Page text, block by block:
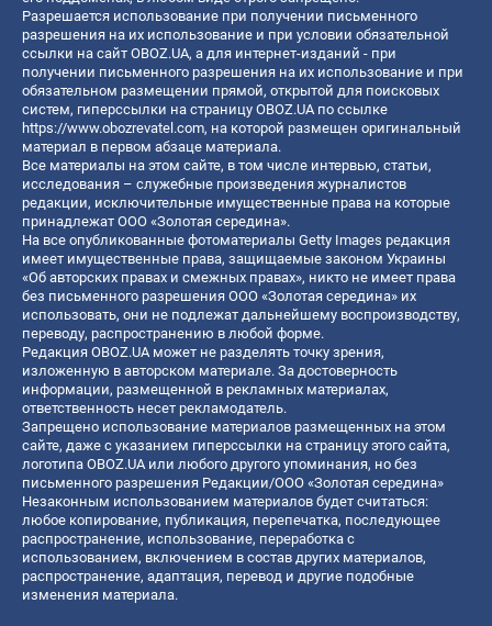
Разрешается использование при получении письменного
разрешения на их использование и при условии обязательной
ссылки на сайт OBOZ.UA, а для интернет-изданий - при
получении письменного разрешения на их использование и при
обязательном размещении прямой, открытой для поисковых
систем, гиперссылки на страницу OBOZ.UA по ссылке
https://www.obozrevatel.com, на которой размещен оригинальный
материал в первом абзаце материала.
Все материалы на этом сайте, в том числе интервью, статьи,
исследования – служебные произведения журналистов
редакции, исключительные имущественные права на которые
принадлежат ООО «Золотая середина».
На все опубликованные фотоматериалы Getty Images редакция
имеет имущественные права, защищаемые законом Украины
«Об авторских правах и смежных правах», никто не имеет права
без письменного разрешения ООО «Золотая середина» их
использовать, они не подлежат дальнейшему воспроизводству,
переводу, распространению в любой форме.
Редакция OBOZ.UA может не разделять точку зрения,
изложенную в авторском материале. За достоверность
информации, размещенной в рекламных материалах,
ответственность несет рекламодатель.
Запрещено использование материалов размещенных на этом
сайте, даже с указанием гиперссылки на страницу этого сайта,
логотипа OBOZ.UA или любого другого упоминания, но без
письменного разрешения Редакции/ООО «Золотая середина»
Незаконным использованием материалов будет считаться:
любое копирование, публикация, перепечатка, последующее
распространение, использование, переработка с
использованием, включением в состав других материалов,
распространение, адаптация, перевод и другие подобные
изменения материала.